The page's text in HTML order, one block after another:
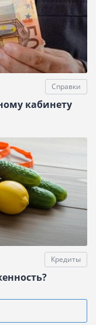
Справки
кабинету
Кредиты